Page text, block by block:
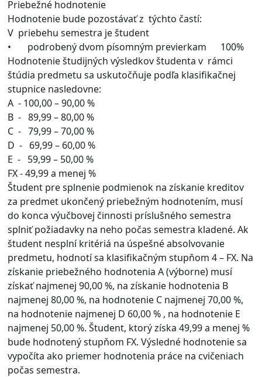
Priebežné hodnotenie
Hodnotenie bude pozostávať z týchto častí:
V priebehu semestra je študent
• podrobený dvom písomným previerkam 100%
Hodnotenie študijných výsledkov študenta v rámci
štúdia predmetu sa uskutočňuje podľa klasifikačnej
stupnice nasledovne:
A - 100,00 – 90,00 %
B - 89,99 – 80,00 %
C - 79,99 – 70,00 %
D - 69,99 – 60,00 %
E - 59,99 – 50,00 %
FX - 49,99 a menej %
Študent pre splnenie podmienok na získanie kreditov
za predmet ukončený priebežným hodnotením, musí
do konca výučbovej činnosti príslušného semestra
splniť požiadavky na neho počas semestra kladené. Ak
študent nesplní kritériá na úspešné absolvovanie
predmetu, hodnotí sa klasifikačným stupňom 4 – FX. Na
získanie priebežného hodnotenia A (výborne) musí
získať najmenej 90,00 %, na získanie hodnotenia B
najmenej 80,00 %, na hodnotenie C najmenej 70,00 %,
na hodnotenie najmenej D 60,00 % , na hodnotenie E
najmenej 50,00 %. Študent, ktorý získa 49,99 a menej %
bude hodnotený stupňom FX. Výsledné hodnotenie sa
vypočíta ako priemer hodnotenia práce na cvičeniach
počas semestra.